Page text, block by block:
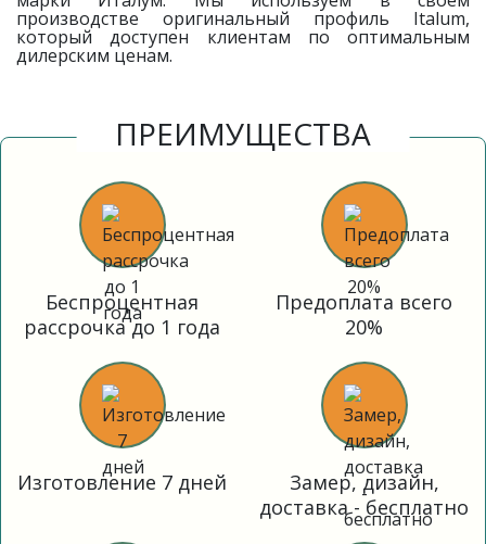
производстве оригинальный профиль Italum,
который доступен клиентам по оптимальным
дилерским ценам.
ПРЕИМУЩЕСТВА
Беспроцентная
рассрочка до 1 года
Предоплата всего
20%
Изготовление 7 дней
Замер, дизайн,
доставка - бесплатно